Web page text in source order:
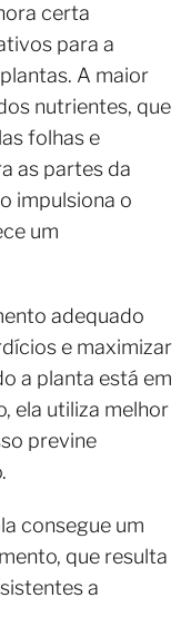
certa
para a
A maior
nutrientes, que
folhas e
as partes da
impulsiona o
um
adequado
e maximizar
a planta está em
ela utiliza melhor
previne
consegue um
que resulta
a